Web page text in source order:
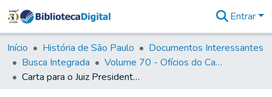
&
Coleções
Tudo na
Biblioteca
Entrar
Início História de São Paulo
Documentos Interessantes
Busca Integrada
Volume 70 - Ofícios do Capitão General Martins Lopes de Saldanha aos diversos funcionários da Capitania (1775-1776)
Carta para o Juiz Presidente e mais Oficiais da Câmara da vila de Paranaguá